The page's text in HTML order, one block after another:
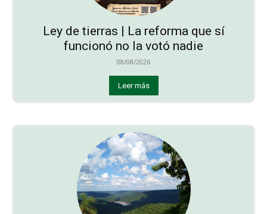
Ley de tierras | La reforma que sí
funcionó no la votó nadie
08/08/2026
Leer más